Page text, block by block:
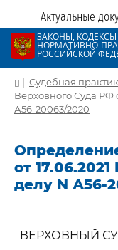
Актуальные
ЗАКОНЫ, КОДЕКСЫ
НОРМАТИВНО-
РОССИЙСКОЙ
| Судебная
Верховного Суда РФ
А56-20063/2020
от
делу N А56-
ВЕРХОВНЫЙ